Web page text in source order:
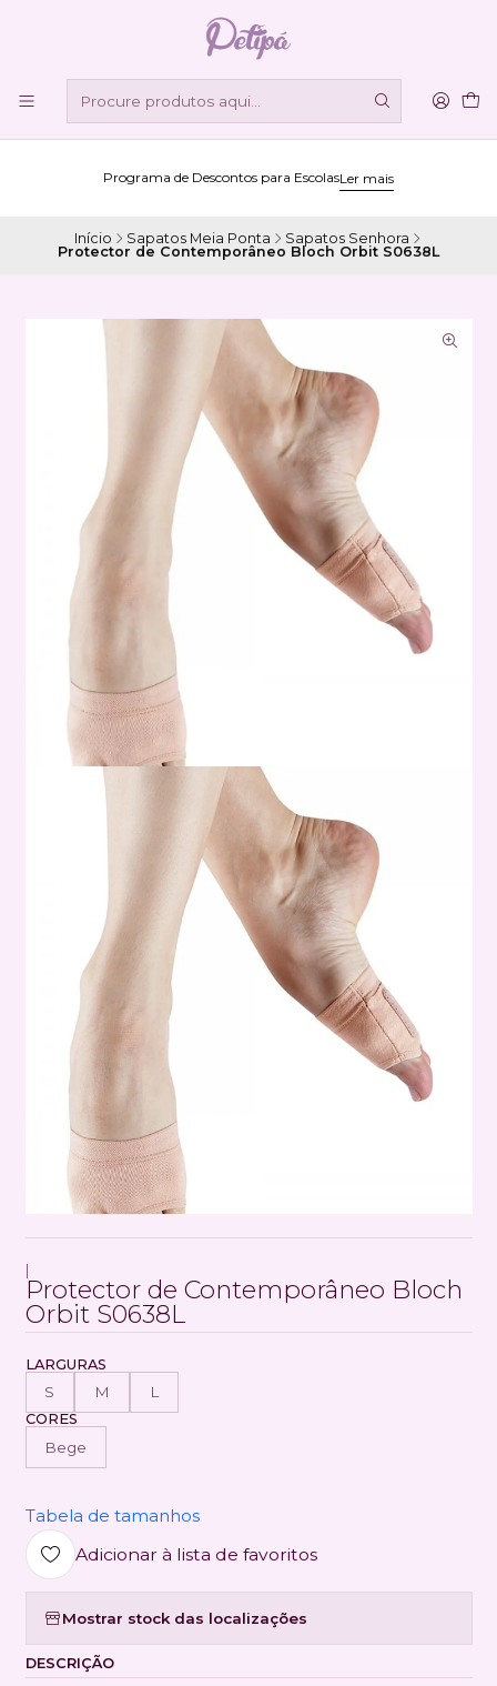
Programa de Descontos para EscolasLer mais
Início Sapatos Meia Ponta
Sapatos Senhora
Protector de Contemporâneo Bloch Orbit S0638L
Protector de Contemporâneo Bloch
Orbit S0638L
LARGURAS
S M L
CORES
Bege
Tabela de tamanhos
Adicionar à lista de favoritos
Mostrar stock das localizações
DESCRIÇÃO